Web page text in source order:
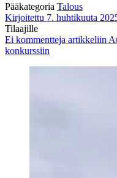
Pääkategoria Talous
Kirjoitettu 7. huhtikuuta
Tilaajille
Ei kommentteja artikkeliin
konkurssiin